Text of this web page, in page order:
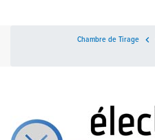

Chambre de Tirage